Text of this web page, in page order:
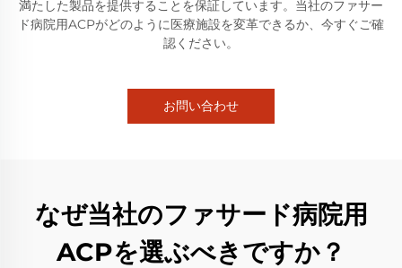
満たした製品を提供することを保証しています。当社のファサー
ド病院用ACPがどのように医療施設を変革できるか、今すぐご確
認ください。
お問い合わせ
なぜ当社のファサード病院用
ACPを選ぶべきですか？